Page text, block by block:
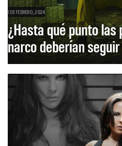
1 DE FEBRERO, 2024
¿Hasta qué punto las
narco deberían